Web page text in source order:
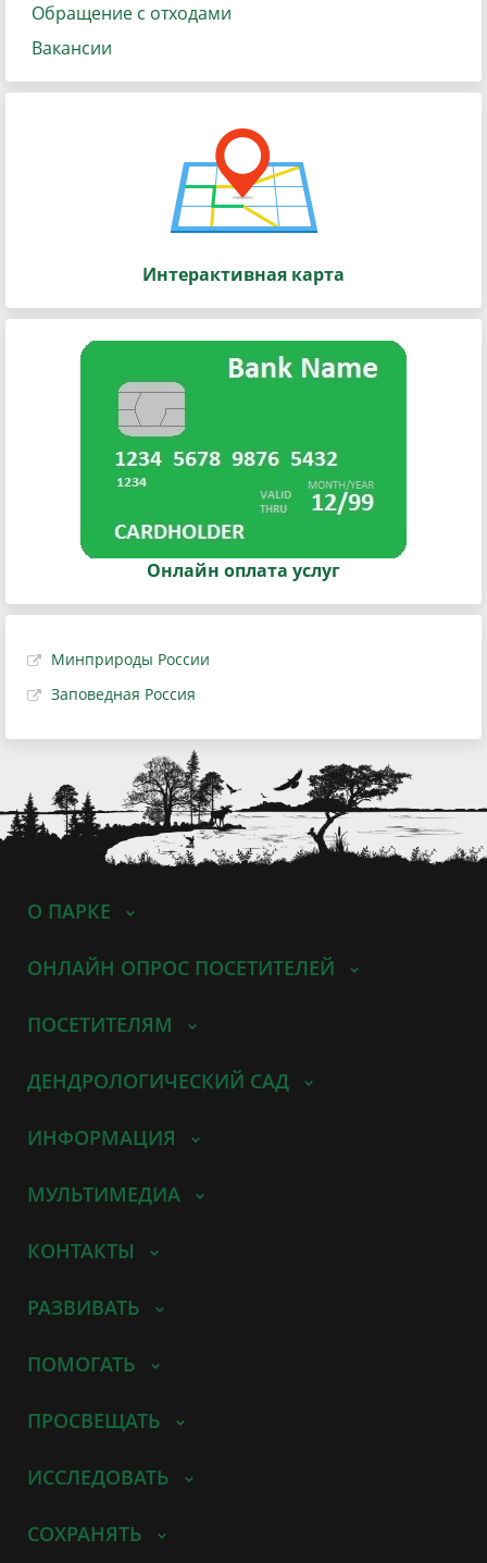
Обращение с отходами
Вакансии
Интерактивная карта
Онлайн оплата услуг
Минприроды России
Заповедная Россия
О ПАРКЕ
ОНЛАЙН ОПРОС ПОСЕТИТЕЛЕЙ
ПОСЕТИТЕЛЯМ
ДЕНДРОЛОГИЧЕСКИЙ САД
ИНФОРМАЦИЯ
МУЛЬТИМЕДИА
КОНТАКТЫ
РАЗВИВАТЬ
ПОМОГАТЬ
ПРОСВЕЩАТЬ
ИССЛЕДОВАТЬ
СОХРАНЯТЬ